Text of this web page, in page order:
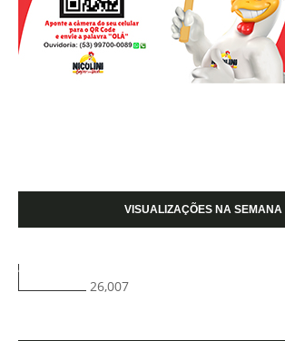
VISUALIZAÇÕES NA SEMANA
26,007